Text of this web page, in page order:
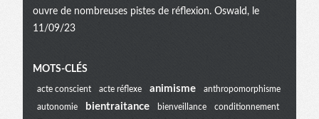
ouvre de nombreuses pistes de réflexion. Oswald, le
11/09/23
Menu
MOTS-CLÉS
acte conscient acte réflexe animisme anthropomorphisme
autonomie bientraitance bienveillance conditionnement